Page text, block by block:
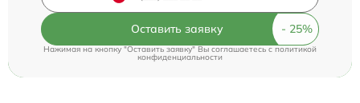
Оставить заявку
Нажимая на кнопку "Оставить заявку" Вы соглашаетесь cполитикой
конфиденциальности